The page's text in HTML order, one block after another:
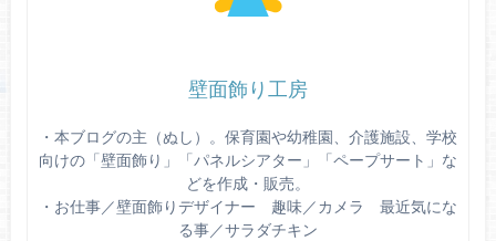
壁面飾り工房
・本ブログの主（ぬし）。保育園や幼稚園、介護施設、学校
向けの「壁面飾り」「パネルシアター」「ペープサート」な
どを作成・販売。
・お仕事／壁面飾りデザイナー 趣味／カメラ 最近気にな
る事／サラダチキン